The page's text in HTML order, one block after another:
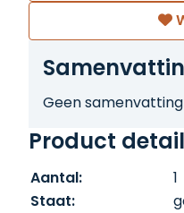
Geen
Product
Aantal:
1
Staat: